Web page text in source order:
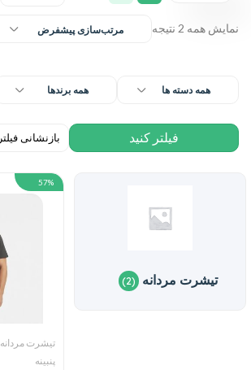
نمایش همه 2 نتیجه مرتب‌سازی پیشفرض
همه دسته ها همه برندها
تیشرت مردانه (2)
57%
تیشرت مردانه
پنبینه